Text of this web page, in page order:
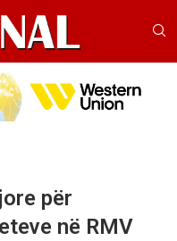
për
në RMV